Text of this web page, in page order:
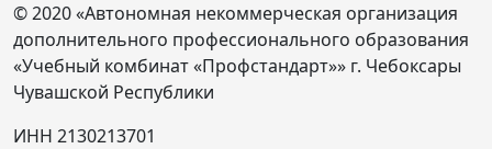
© 2020 «Автономная некоммерческая организация
дополнительного профессионального образования
«Учебный комбинат «Профстандарт»» г. Чебоксары
Чувашской Республики
ИНН 2130213701